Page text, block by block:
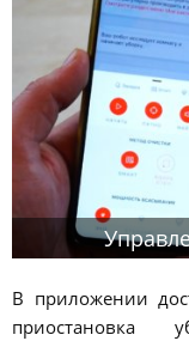
В приложении
приостановка